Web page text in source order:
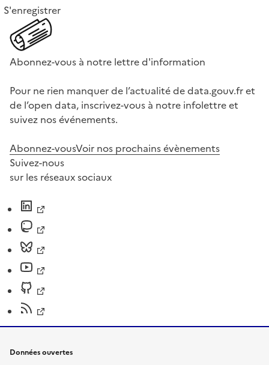
S'enregistrer
Abonnez-vous à notre lettre d'information
Pour ne rien manquer de l’actualité de data.gouv.fr et
de l’open data, inscrivez-vous à notre infolettre et
suivez nos événements.
Abonnez-vousVoir nos prochains évènements
Suivez-nous
sur les réseaux sociaux
Données ouvertes